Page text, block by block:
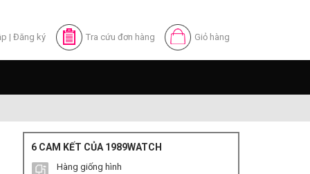
| Đăng ký Tra cứu đơn hàng Giỏ hàng
6 CAM KẾT CỦA 1989WATCH
Hàng giống hình